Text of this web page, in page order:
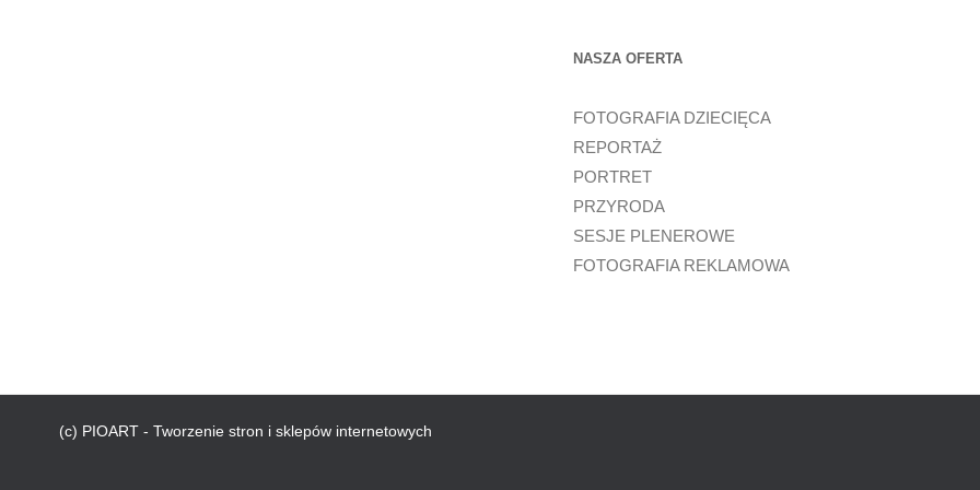
NASZA OFERTA
FOTOGRAFIA DZIECIĘCA
REPORTAŻ
PORTRET
PRZYRODA
SESJE PLENEROWE
FOTOGRAFIA REKLAMOWA
(c) PIOART - Tworzenie stron i sklepów internetowych